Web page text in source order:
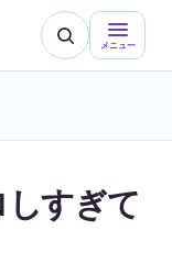
メニュー
すぎて